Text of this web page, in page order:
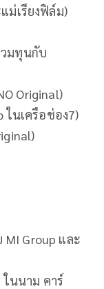
ม่เรียงฟิล์ม)
มทุนกับ
Original)
ในเครือช่อง7)
Group และ
ในนาม คาร์